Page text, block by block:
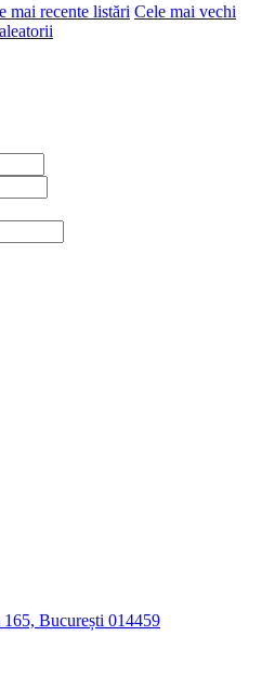
mai recente listări Cele mai vechi
București 014459